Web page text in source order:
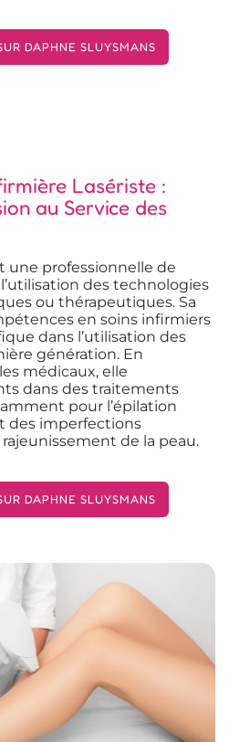
DAPHNE SLUYSMANS
Lasériste :
au Service des
une professionnelle de
des technologies
ou thérapeutiques. Sa
en soins infirmiers
dans l’utilisation des
génération. En
médicaux, elle
dans des traitements
pour l’épilation
des imperfections
de la peau.
DAPHNE SLUYSMANS